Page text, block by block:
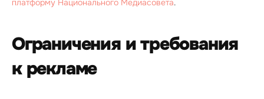
платформу Национального Медиасовета.
Ограничения и требования
к рекламе